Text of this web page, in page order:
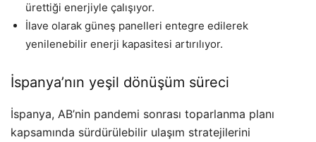
ürettiği enerjiyle çalışıyor.
İlave olarak güneş panelleri entegre edilerek
yenilenebilir enerji kapasitesi artırılıyor.
İspanya’nın yeşil dönüşüm süreci
İspanya, AB’nin pandemi sonrası toparlanma planı
kapsamında sürdürülebilir ulaşım stratejilerini